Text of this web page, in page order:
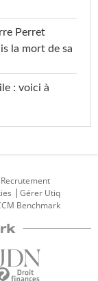
Perret
la mort de sa
: voici à
Recrutement
Gérer Utiq
Benchmark